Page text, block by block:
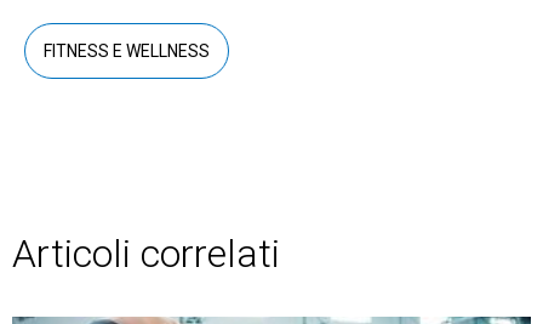
FITNESS E WELLNESS
Articoli correlati